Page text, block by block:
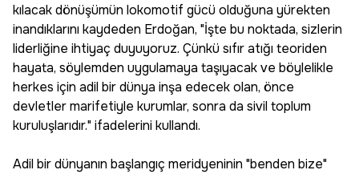
kılacak dönüşümün lokomotif gücü olduğuna yürekten
inandıklarını kaydeden Erdoğan, "İşte bu noktada, sizlerin
liderliğine ihtiyaç duyuyoruz. Çünkü sıfır atığı teoriden
hayata, söylemden uygulamaya taşıyacak ve böylelikle
herkes için adil bir dünya inşa edecek olan, önce
devletler marifetiyle kurumlar, sonra da sivil toplum
kuruluşlarıdır." ifadelerini kullandı.
Adil bir dünyanın başlangıç meridyeninin "benden bize"